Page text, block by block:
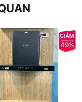
49%